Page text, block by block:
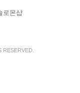
로몬샵
RESERVED.